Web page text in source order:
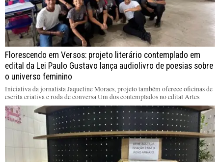
Florescendo em Versos: projeto literário contemplado em
edital da Lei Paulo Gustavo lança audiolivro de poesias sobre
o universo feminino
Iniciativa da jornalista Jaqueline Moraes, projeto também oferece oficinas de
escrita criativa e roda de conversa Um dos contemplados no edital Artes